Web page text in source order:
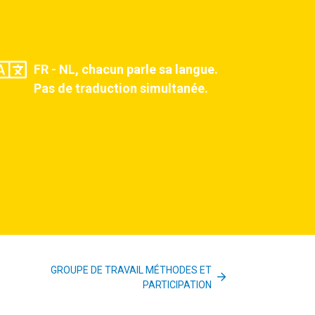
FR - NL, chacun parle sa langue.
Pas de traduction simultanée.
GROUPE DE TRAVAIL MÉTHODES ET
PARTICIPATION